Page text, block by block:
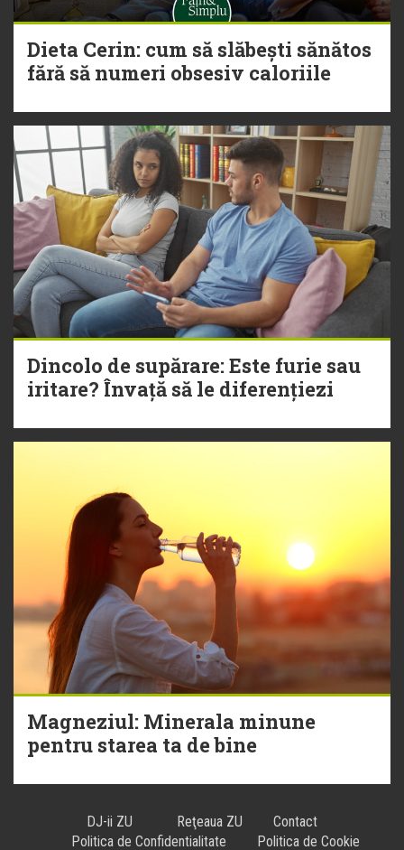
Dieta Cerin: cum să slăbești sănătos
fără să numeri obsesiv caloriile
Dincolo de supărare: Este furie sau
iritare? Învață să le diferențiezi
Magneziul: Minerala minune
pentru starea ta de bine
DJ-ii ZU Reţeaua ZU
Contact
Politica de Confidentialitate
Politica de Cookie